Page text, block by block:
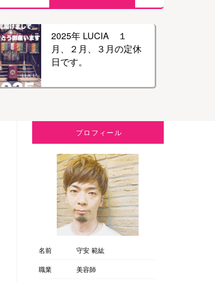
2025年 LUCIA １
月、２月、３月の定休
日です。
プロフィール
名前
守安 範紘
職業
美容師